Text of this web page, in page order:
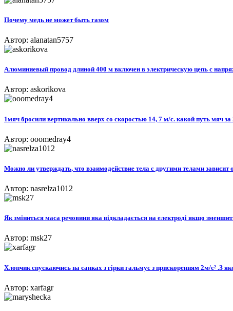
Почему медь не может быть газом
Автор: alanatan5757
Алюминиевый провод длиной 400 м включен в электрическую цепь с
Автор: askorikova
1мяч бросили вертикально вверх со скоростью 14, 7 м/с. какой путь мяч
Автор: ooomedray4
Можно ли утверждать, что взаимодействие тела с другими телами зависит
Автор: nasrelza1012
Як зміниться маса речовини яка відкладається на електроді якщо
Автор: msk27
Хлопчик спускаючись на санках з гірки гальмує з прискоренням 2м/с² .З
Автор: xarfagr